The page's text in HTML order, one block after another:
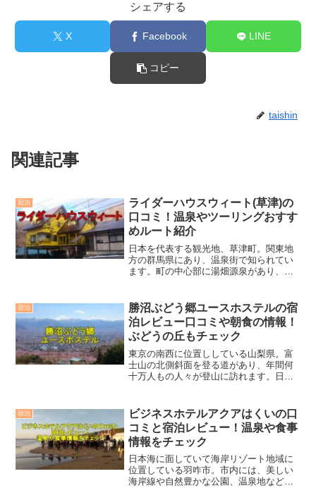
シェアする
X Facebook LINE
コピー
taishin
関連記事
宿泊
ライダーハウスウィート(草津)の
口コミ！温泉やツーリングおすす
めルート紹介
日本を代表する観光地、草津町。関東地
方の群馬県にあり、温泉街で知られてい
ます。町の中心部に湯畑源泉があり、湧
泉の看板があるのを見ると、温泉街に来
たことを実感します。また...
宿泊
勝沼ぶどう郷ユースホステルの宿
泊レビュー口コミや朝食の情報！
ぶどうの丘もチェック
東京の南西に位置ししている山梨県。富
士山の北側斜面を登る道があり、年間何
十万人もの人々が登山に訪れます。日本
んでいます。その富士五湖エリアは、ハ
イキング、登山、魚釣り、...
宿泊
ビジネスホテルアクアはくいの口
コミと宿泊レビュー！温泉や食事
情報をチェック
日本海に面していて海岸リゾート地域に
位置している羽咋市。市内には、美しい
海岸線や自然豊かな公園、温泉地などが